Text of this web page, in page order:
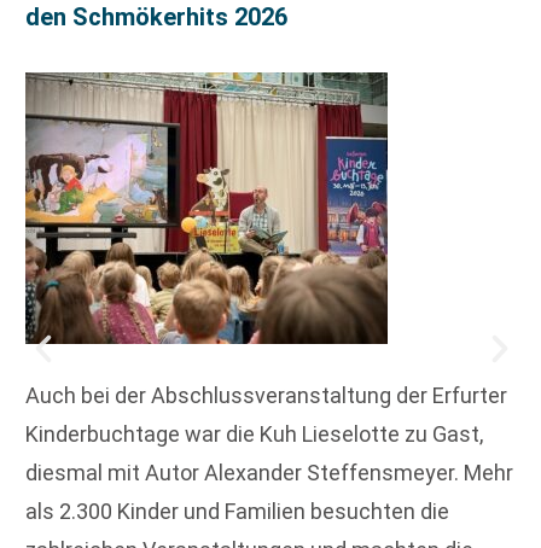
den Schmökerhits 2026
Auch bei der Abschlussveranstaltung der Erfurter
Kinderbuchtage war die Kuh Lieselotte zu Gast,
diesmal mit Autor Alexander Steffensmeyer. Mehr
als 2.300 Kinder und Familien besuchten die